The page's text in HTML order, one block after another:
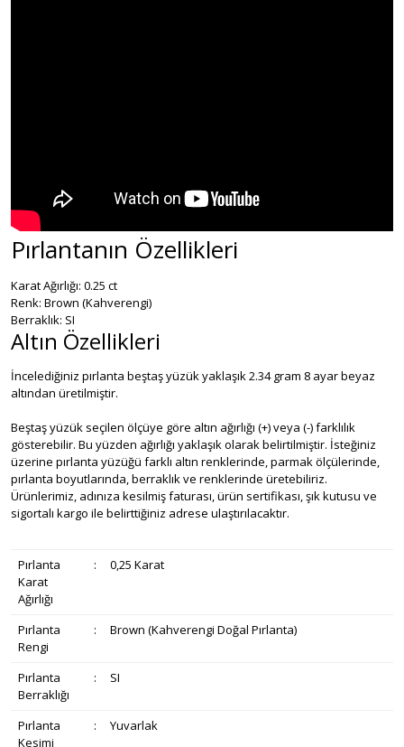
Pırlantanın Özellikleri
Karat Ağırlığı: 0.25 ct
Renk: Brown (Kahverengi)
Berraklık: SI
Altın Özellikleri
İncelediğiniz pırlanta beştaş yüzük yaklaşık 2.34 gram 8 ayar beyaz
altından üretilmiştir.
Beştaş yüzük seçilen ölçüye göre altın ağırlığı (+) veya (-) farklılık
gösterebilir. Bu yüzden ağırlığı yaklaşık olarak belirtilmiştir. İsteğiniz
üzerine pırlanta yüzüğü farklı altın renklerinde, parmak ölçülerinde,
pırlanta boyutlarında, berraklık ve renklerinde üretebiliriz.
Ürünlerimiz, adınıza kesilmiş faturası, ürün sertifikası, şık kutusu ve
sigortalı kargo ile belirttiğiniz adrese ulaştırılacaktır.
Pırlanta
Karat
Ağırlığı
: 0,25 Karat
Pırlanta
Rengi
: Brown (Kahverengi Doğal Pırlanta)
Pırlanta
Berraklığı
: SI
Pırlanta
Kesimi
: Yuvarlak